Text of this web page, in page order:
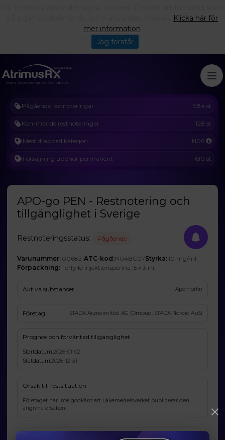
Pågående restnoteringar 984 st
Kommande restnoteringar 128 st
Mest drabbad kategori N06
Försäljning upphör permanent 610 st
APO-go PEN - Restnotering och
tillgänglighet i Sverige
Restnoteringsstatus: Pågående
Varunummer: 006821ATC-kod:N04BC07Styrka:10 mg/ml
Förpackning: Förfylld injektionspenna, 5 x 3 ml
Aktiva substanser Apomorfin
Företag STADA Arzneimittel AG (Ombud: STADA Nordic ApS)
Prognos och förväntad tillgänglighet
Startdatum:2026-01-02
Slutdatum:2026-12-31
Orsak till restsituation
Företaget har inte godkänt att Läkemedelsverket publicerar den
angivna orsaken.
Klicka här för
mer information
Jag förstår